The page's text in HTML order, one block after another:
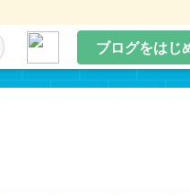
ブログをはじ